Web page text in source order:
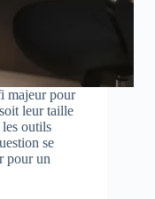
majeur pour
leur taille
outils
se
pour un